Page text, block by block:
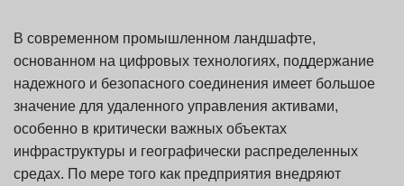
В современном промышленном ландшафте,
основанном на цифровых технологиях, поддержание
надежного и безопасного соединения имеет большое
значение для удаленного управления активами,
особенно в критически важных объектах
инфраструктуры и географически распределенных
средах. По мере того как предприятия внедряют